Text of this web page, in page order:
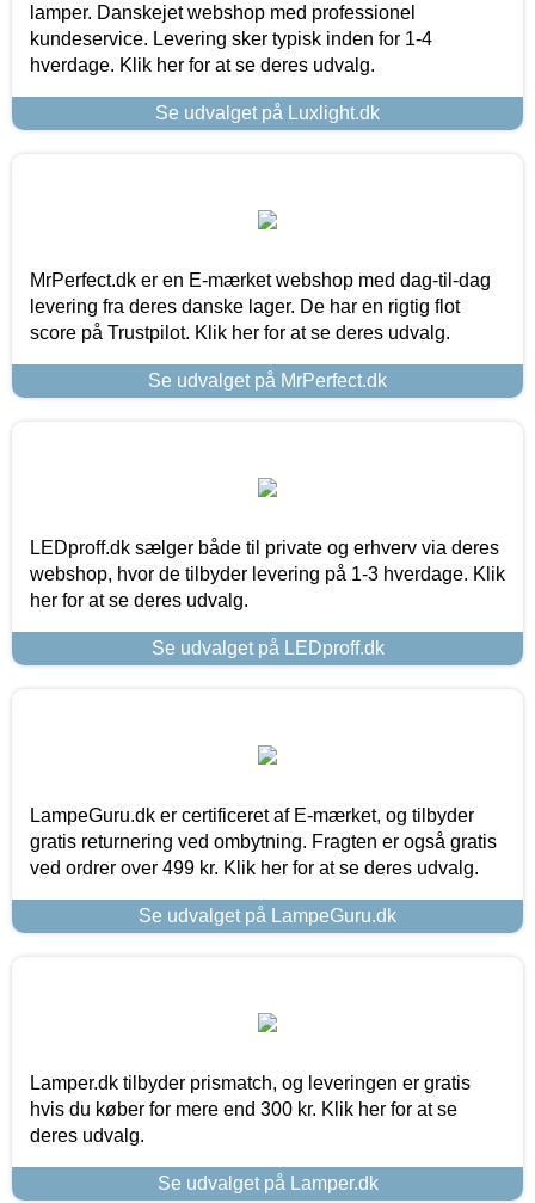
lamper. Danskejet webshop med professionel
kundeservice. Levering sker typisk inden for 1-4
hverdage. Klik her for at se deres udvalg.
Se udvalget på Luxlight.dk
MrPerfect.dk er en E-mærket webshop med dag-til-dag
levering fra deres danske lager. De har en rigtig flot
score på Trustpilot. Klik her for at se deres udvalg.
Se udvalget på MrPerfect.dk
LEDproff.dk sælger både til private og erhverv via deres
webshop, hvor de tilbyder levering på 1-3 hverdage. Klik
her for at se deres udvalg.
Se udvalget på LEDproff.dk
LampeGuru.dk er certificeret af E-mærket, og tilbyder
gratis returnering ved ombytning. Fragten er også gratis
ved ordrer over 499 kr. Klik her for at se deres udvalg.
Se udvalget på LampeGuru.dk
Lamper.dk tilbyder prismatch, og leveringen er gratis
hvis du køber for mere end 300 kr. Klik her for at se
deres udvalg.
Se udvalget på Lamper.dk